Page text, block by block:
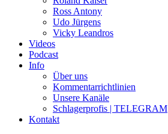
Ross Antony
Udo Jürgens
Vicky Leandros
Videos
Podcast
Info
Über uns
Kommentarrichtlinien
Unsere Kanäle
Schlagerprofis | TELEGRAM
Kontakt